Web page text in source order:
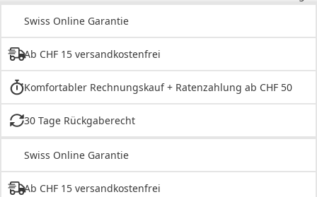
Swiss Online Garantie
Ab CHF 15 versandkostenfrei
Komfortabler Rechnungskauf + Ratenzahlung ab CHF 50
30 Tage Rückgaberecht
Swiss Online Garantie
Ab CHF 15 versandkostenfrei